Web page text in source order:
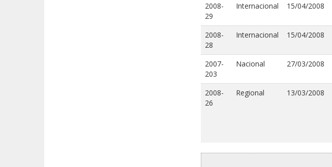
2008-
29
Internacional 15/04/2008
2008-
28
Internacional 15/04/2008
2007-
203
Nacional 27/03/2008
2008-
26
Regional 13/03/2008